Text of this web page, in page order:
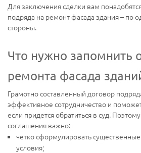
Для заключения сделки вам
подряда на ремонт фасада здания – по
стороны.
Что нужно запомнить
ремонта фасада
Грамотно составленный договор
эффективное сотрудничество и поможет
если придется обратиться в суд.
соглашения важно:
четко сформулировать
условия;